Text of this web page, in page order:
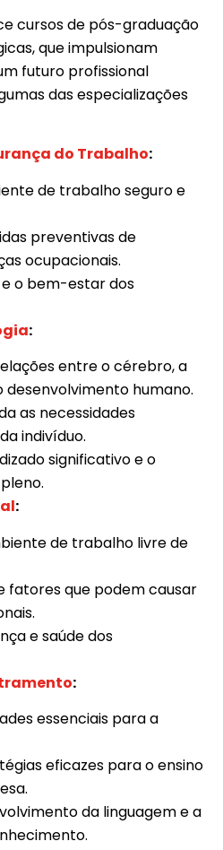
cursos de pós-graduação
que impulsionam
futuro profissional
das especializações
do Trabalho:
de trabalho seguro e
preventivas de
ocupacionais.
o bem-estar dos
:
entre o cérebro, a
desenvolvimento humano.
as necessidades
indivíduo.
significativo e o
:
de trabalho livre de
fatores que podem causar
e saúde dos
:
essenciais para a
eficazes para o ensino
da linguagem e a